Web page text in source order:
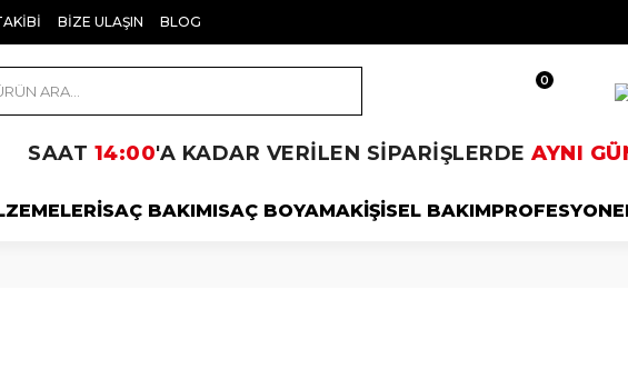
BİZE ULAŞIN BLOG
0
SAAT 14:00'A KADAR VERİLEN SİPARİŞLERDEAYNI
SAÇ BAKIMISAÇ BOYAMAKİŞİSEL BAKIM